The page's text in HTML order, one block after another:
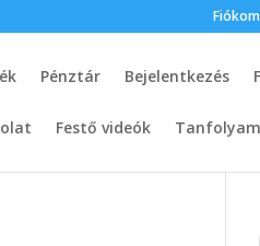
Fiókom
Pénztár Bejelentkezés
Festő videók